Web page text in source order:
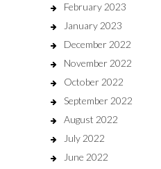
February 2023
January 2023
December 2022
November 2022
October 2022
September 2022
August 2022
July 2022
June 2022